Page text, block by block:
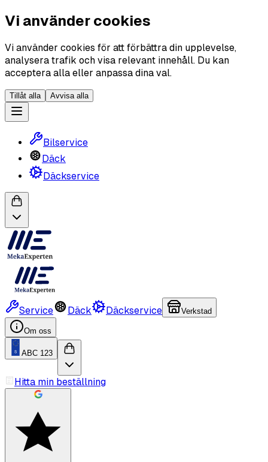
Vi använder cookies
Vi använder cookies för att förbättra din upplevelse,
analysera trafik och visa relevant innehåll. Du kan
acceptera alla eller anpassa dina val.
Tillåt alla Avvisa alla
Bilservice
Däck
Däckservice
Service Däck Däckservice Verkstad
Om oss
ABC 123
Hitta min beställning